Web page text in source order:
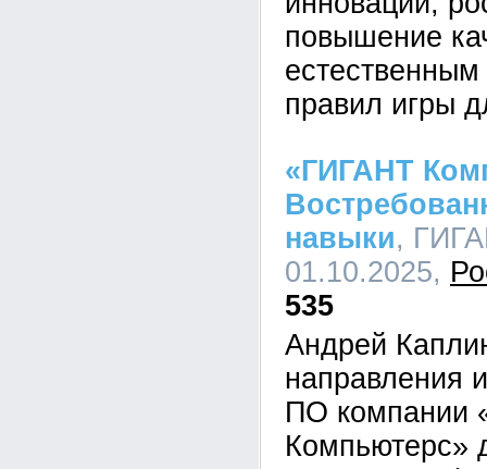
повышение
правил игры
«ГИГАНТ
навыки,
01.10.2025,
535
Андрей
направления
ПО компании
Компьютерс»